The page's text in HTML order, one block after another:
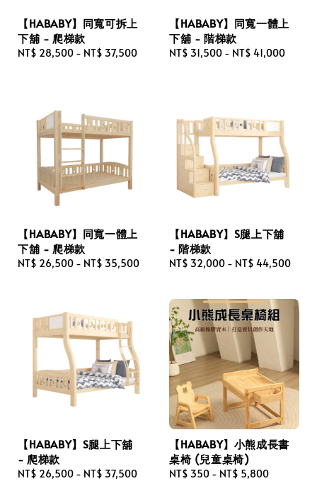
【HABABY】同寬可拆上
下舖 - 爬梯款
Regular
NT$ 28,500 - NT$ 37,500
【HABABY】同寬一體上
下舖 - 階梯款
Regular
NT$ 31,500 - NT$ 41,000
【HABABY】同寬一體上
下舖 - 爬梯款
Regular
NT$ 26,500 - NT$ 35,500
【HABABY】S腿上下舖
- 階梯款
Regular
NT$ 32,000 - NT$ 44,500
【HABABY】S腿上下舖
- 爬梯款
Regular
NT$ 26,500 - NT$ 37,500
【HABABY】小熊成長書
桌椅 (兒童桌椅)
Regular
NT$ 350 - NT$ 5,800